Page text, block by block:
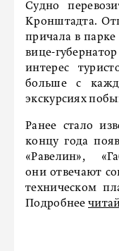
Судно
Кронштадта.
причала в
вице-
интерес
больше с
экскурсиях
Ранее стало
концу года
«Равелин»,
они отвечают
техническом
Подробнее